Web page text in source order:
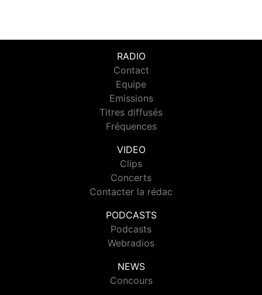
RADIO
Contact
Equipe
Emissions
Titres diffusés
Fréquences
VIDEO
Clips
Concerts
Contacter la rédac
PODCASTS
Podcasts
Webradios
NEWS
Concours